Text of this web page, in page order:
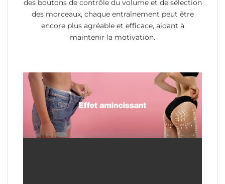
des boutons de contrôle du volume et de sélection
des morceaux, chaque entraînement peut être
encore plus agréable et efficace, aidant à
maintenir la motivation.